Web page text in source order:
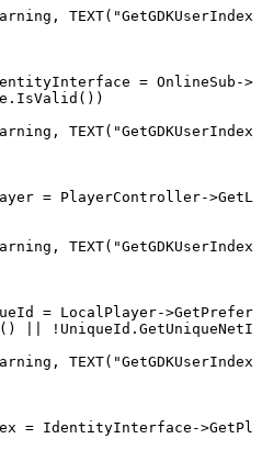
= OnlineSub-
= PlayerController-
= LocalPlayer-
||
= IdentityInterface-